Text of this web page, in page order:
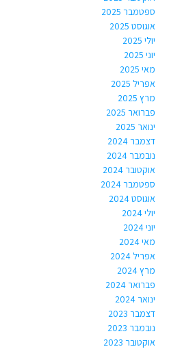
ספטמבר 2025
אוגוסט 2025
יולי 2025
יוני 2025
מאי 2025
אפריל 2025
מרץ 2025
פברואר 2025
ינואר 2025
דצמבר 2024
נובמבר 2024
אוקטובר 2024
ספטמבר 2024
אוגוסט 2024
יולי 2024
יוני 2024
מאי 2024
אפריל 2024
מרץ 2024
פברואר 2024
ינואר 2024
דצמבר 2023
נובמבר 2023
אוקטובר 2023